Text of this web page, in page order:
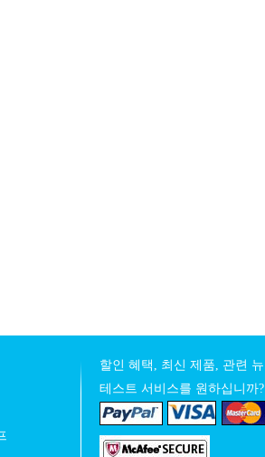
할인 혜택, 최신 제품, 관련
테스트 서비스를 원하십니까?